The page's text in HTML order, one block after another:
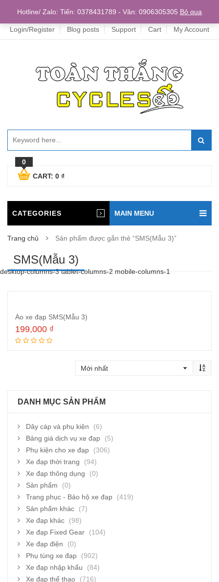
Home
Login/Register Blog posts Support Cart My Account
0
CART: 0 ₫
CATEGORIES MAIN MENU
Trang chủ Sản phẩm được gắn thẻ “SMS(Mẫu 3)”
SMS(Mẫu 3)
desktop-columns-3 tablet-columns-2 mobile-columns-1
Áo xe đạp SMS(Mẫu 3)
199,000 ₫
DANH MỤC SẢN PHẨM
Dây cáp và phụ kiện
(6)
Bảng giá dịch vụ xe đạp
(5)
Phụ kiện cho xe đạp
(306)
Xe đạp thời trang
(94)
Xe đạp thông dụng
(0)
Sản phẩm
(0)
Trang phục - Bảo hộ xe đạp
(419)
Sản phẩm khác
(7)
Xe đạp khác
(98)
Xe đạp Fixed Gear
(104)
Xe đạp điện
(0)
Phụ tùng xe đạp
(902)
Xe đạp nhập khẩu
(84)
Xe đạp thể thao
(716)
Hotline/ Zalo: Tiến: 0378431789 - Vân: 0906305305 Bỏ qua